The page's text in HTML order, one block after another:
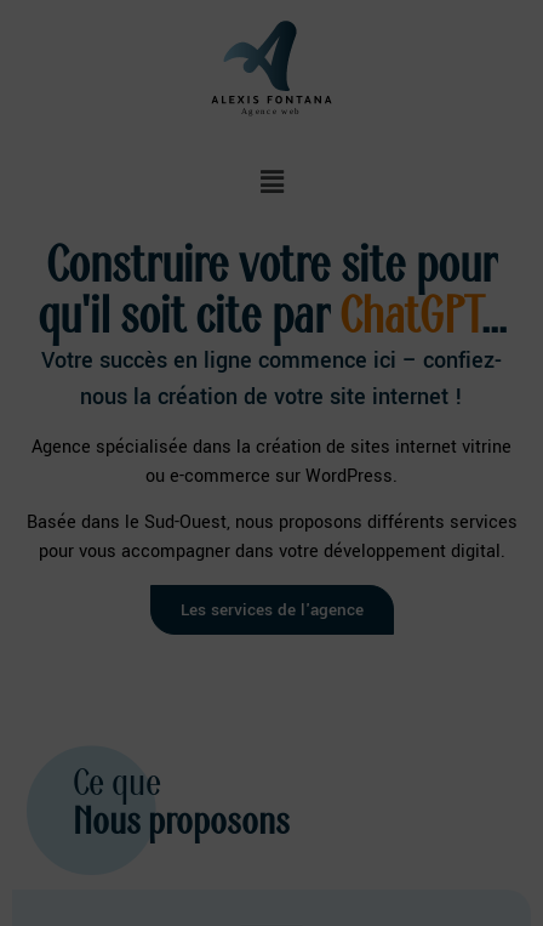
Agence web
Construire votre site pour
qu'il soit cite parChatGPT...
Votre succès en ligne commence ici – confiez-
nous la création de votre site internet !
Agence spécialisée dans la création de sites internet vitrine
ou e-commerce sur WordPress.
Basée dans le Sud-Ouest, nous proposons différents services
pour vous accompagner dans votre développement digital.
Les services de l'agence
Ce que
Nous proposons